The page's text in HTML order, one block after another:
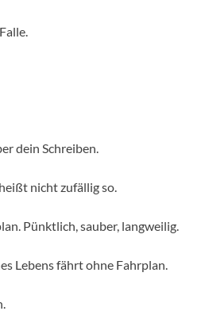
dein Schreiben.
nicht zufällig so.
Pünktlich, sauber, langweilig.
Lebens fährt ohne Fahrplan.